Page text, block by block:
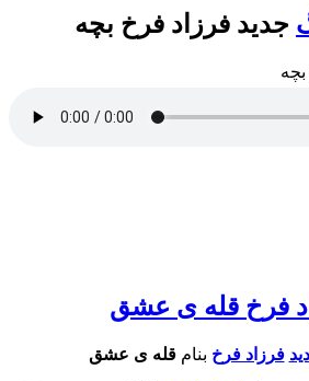
جدید فرزاد فرخ بچه
فرخ قله ی عشق
فرزاد فرخ بنامقله ی عشق